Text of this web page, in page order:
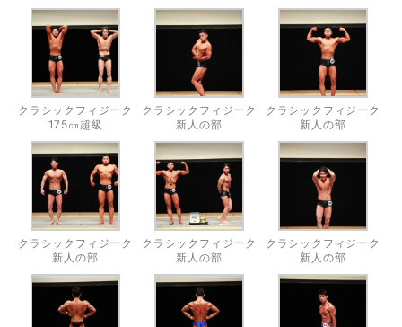
クラシックフィジーク
175㎝超級
クラシックフィジーク
新人の部
クラシックフィジーク
新人の部
クラシックフィジーク
新人の部
クラシックフィジーク
新人の部
クラシックフィジーク
新人の部